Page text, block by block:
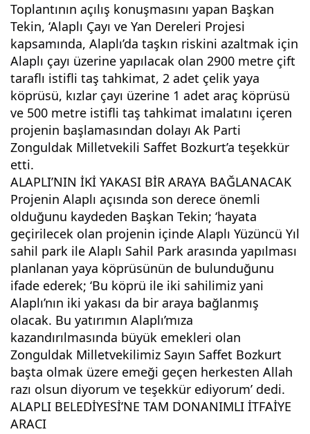
Toplantının açılış konuşmasını yapan Başkan
Tekin, ‘Alaplı Çayı ve Yan Dereleri Projesi
kapsamında, Alaplı’da taşkın riskini azaltmak için
Alaplı çayı üzerine yapılacak olan 2900 metre çift
taraflı istifli taş tahkimat, 2 adet çelik yaya
köprüsü, kızlar çayı üzerine 1 adet araç köprüsü
ve 500 metre istifli taş tahkimat imalatını içeren
projenin başlamasından dolayı Ak Parti
Zonguldak Milletvekili Saffet Bozkurt’a teşekkür
etti.
ALAPLI’NIN İKİ YAKASI BİR ARAYA BAĞLANACAK
Projenin Alaplı açısında son derece önemli
olduğunu kaydeden Başkan Tekin; ‘hayata
geçirilecek olan projenin içinde Alaplı Yüzüncü Yıl
sahil park ile Alaplı Sahil Park arasında yapılması
planlanan yaya köprüsünün de bulunduğunu
ifade ederek; ‘Bu köprü ile iki sahilimiz yani
Alaplı’nın iki yakası da bir araya bağlanmış
olacak. Bu yatırımın Alaplı’mıza
kazandırılmasında büyük emekleri olan
Zonguldak Milletvekilimiz Sayın Saffet Bozkurt
başta olmak üzere emeği geçen herkesten Allah
razı olsun diyorum ve teşekkür ediyorum’ dedi.
ALAPLI BELEDİYESİ’NE TAM DONANIMLI İTFAİYE
ARACI